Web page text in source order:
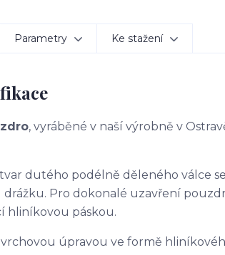
Parametry Ke stažení
, vyráběné v naší výrobně v
dutého podélně děleného válce
Pro dokonalé uzavření
hliníkovou páskou.
úpravou ve formě